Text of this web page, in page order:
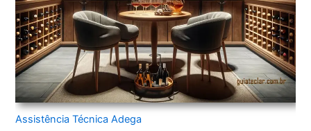
Assistência Técnica Adega